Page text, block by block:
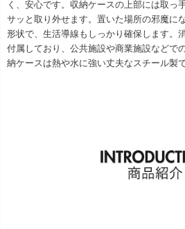
く、安心です。収納ケースの上部には取っ
サッと取り外せます。置いた場所の邪魔に
形状で、生活導線もしっかり確保します。
付属しており、公共施設や商業施設などで
納ケースは熱や水に強い丈夫なスチール製